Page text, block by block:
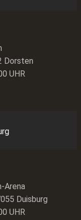
Dorsten
UHR
Arena
Duisburg
UHR